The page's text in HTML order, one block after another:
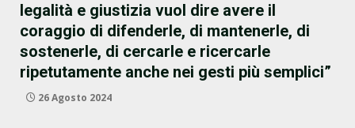
legalità e giustizia vuol dire avere il
coraggio di difenderle, di mantenerle, di
sostenerle, di cercarle e ricercarle
ripetutamente anche nei gesti più semplici”
26 Agosto 2024